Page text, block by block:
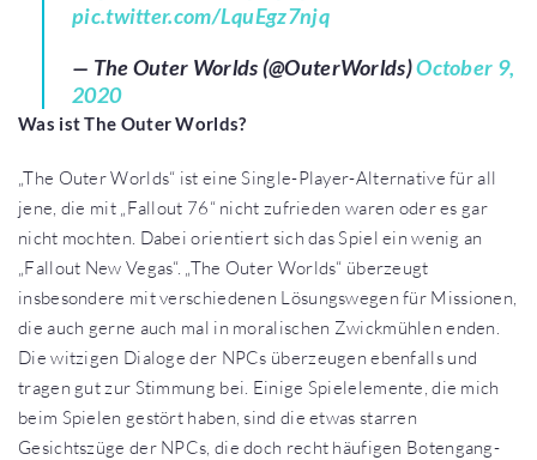
pic.twitter.com/LquEgz7njq
— The Outer Worlds (@OuterWorlds)October 9,
2020
Was ist The Outer Worlds?
„The Outer Worlds“ ist eine Single-Player-Alternative für all
jene, die mit „Fallout 76“ nicht zufrieden waren oder es gar
nicht mochten. Dabei orientiert sich das Spiel ein wenig an
„Fallout New Vegas“. „The Outer Worlds“ überzeugt
insbesondere mit verschiedenen Lösungswegen für Missionen,
die auch gerne auch mal in moralischen Zwickmühlen enden.
Die witzigen Dialoge der NPCs überzeugen ebenfalls und
tragen gut zur Stimmung bei. Einige Spielelemente, die mich
beim Spielen gestört haben, sind die etwas starren
Gesichtszüge der NPCs, die doch recht häufigen Botengang-